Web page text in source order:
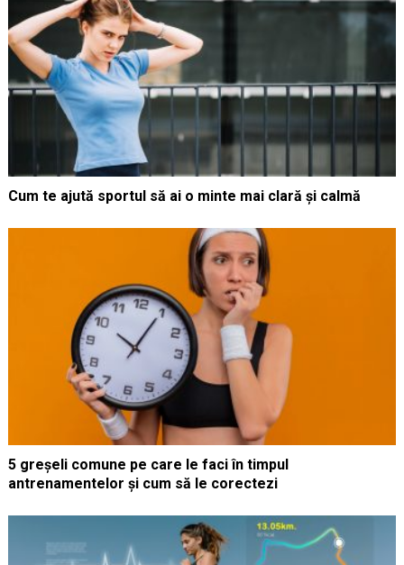
Cum te ajută sportul să ai o minte mai clară și calmă
5 greșeli comune pe care le faci în timpul
antrenamentelor și cum să le corectezi